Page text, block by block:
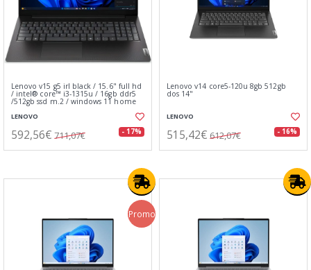
Lenovo v15 g5 irl black / 15.6" full hd
/ intel® core™ i3-1315u / 16gb ddr5
/512gb ssd m.2 / windows 11 home
LENOVO
592,56€ 711,07€ - 17%
Lenovo v14 core5-120u 8gb 512gb
dos 14"
LENOVO
515,42€ 612,07€ - 16%
Promo